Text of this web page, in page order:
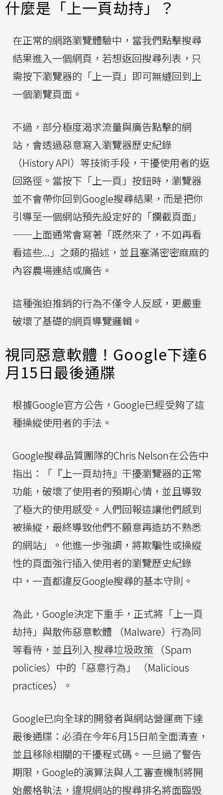
什麼是「上一頁劫持」？
在正常的網路瀏覽體驗中，當我們點擊搜尋
結果進入一個網頁，若想返回搜尋列表，只
需按下瀏覽器的「上一頁」即可無縫回到上
一個瀏覽頁面。
不過，部分極度渴求流量與廣告點擊的網
站，會透過惡意寫入瀏覽器歷史紀錄
（History API）等技術手段，干擾使用者的返
回路徑。當按下「上一頁」按鈕時，瀏覽器
並不會帶你回到Google搜尋結果，而是把你
引導至一個網站預先設定好的「攔截頁面」
——上面通常會寫著「既然來了，不如再看
看這些...」之類的描述，並且塞滿密密麻麻的
內容農場連結或廣告。
這種強迫推銷的行為不僅令人反感，更嚴重
破壞了基礎的網頁導覽邏輯。
視同惡意軟體！Google下達6
月15日最後通牒
根據Google官方公告，Google已經受夠了這
種操縱使用者的手法。
Google搜尋品質團隊的Chris Nelson在公告中
指出：「『上一頁劫持』干擾瀏覽器的正常
功能，破壞了使用者的預期心情，並且導致
了極大的使用感受。人們回報這讓他們感到
被操縱，最終導致他們不願意再造訪不熟悉
的網站」。他進一步強調，將欺騙性或操縱
性的頁面強行插入使用者的瀏覽歷史紀錄
中，一直都違反Google搜尋的基本守則。
為此，Google決定下重手，正式將「上一頁
劫持」與散佈惡意軟體 （Malware）行為同
等看待，並且列入 搜尋垃圾政策 （Spam
policies）中的「惡意行為」 （Malicious
practices）。
Google已向全球的開發者與網站營運商下達
最後通牒：必須在今年6月15日前全面清查，
並且移除相關的干擾程式碼。一旦過了警告
期限，Google的演算法與人工審查機制將開
始嚴格執法，違規網站的搜尋排名將面臨毀